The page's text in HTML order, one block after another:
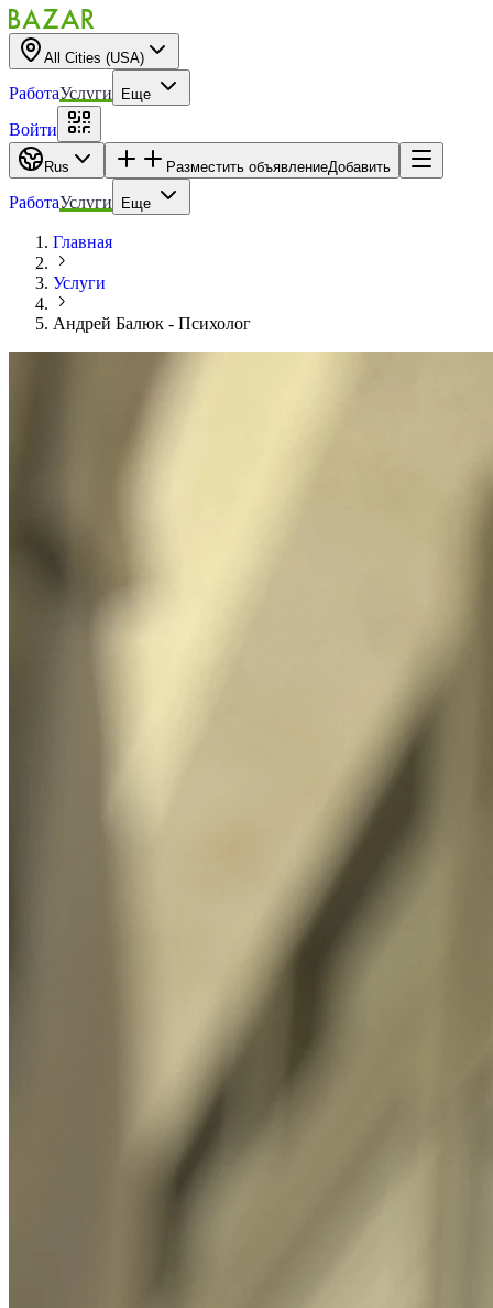
All Cities (USA)
РаботаУслуги Еще
Войти
Rus Разместить объявлениеДобавить
РаботаУслуги Еще
Главная
Услуги
Андрей Балюк - Психолог